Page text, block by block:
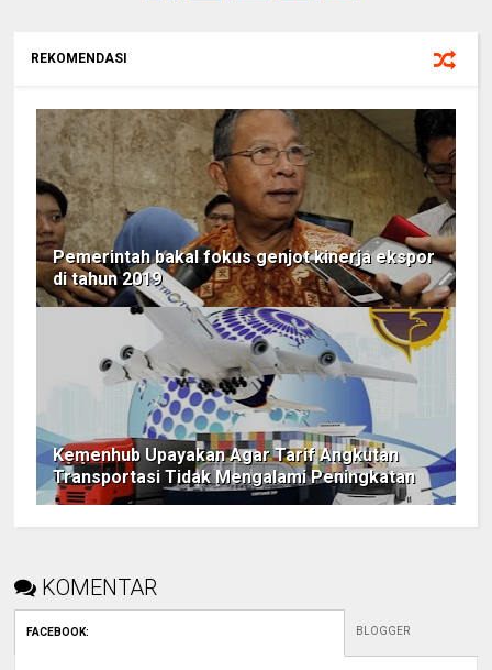
REKOMENDASI
Pemerintah bakal fokus genjot kinerja ekspor
di tahun 2019
Kemenhub Upayakan Agar Tarif Angkutan
Transportasi Tidak Mengalami Peningkatan
KOMENTAR
FACEBOOK: BLOGGER